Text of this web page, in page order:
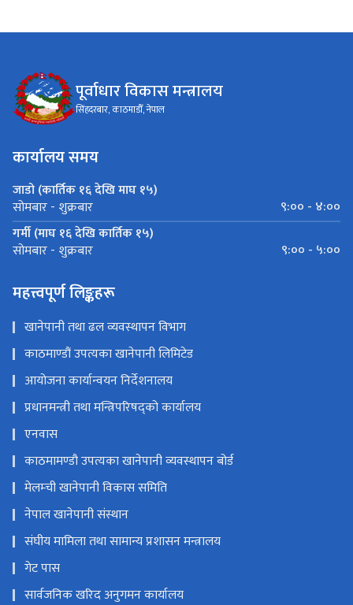
पूर्वाधार विकास मन्त्रालय
सिंहदरबार, काठमाडौँ, नेपाल
कार्यालय समय
जाडो (कार्तिक १६ देखि माघ १५)
सोमबार - शुक्रबार
९:०० - ४:००
गर्मी (माघ १६ देखि कार्तिक १५)
सोमबार - शुक्रबार ९:०० - ५:००
महत्त्वपूर्ण लिङ्कहरू
खानेपानी तथा ढल व्यवस्थापन विभाग
काठमाण्डौं उपत्यका खानेपानी लिमिटेड
आयोजना कार्यान्वयन निर्देशनालय
प्रधानमन्त्री तथा मन्त्रिपरिषद्को कार्यालय
एनवास
काठमामण्डौ उपत्यका खानेपानी व्यवस्थापन बोर्ड
मेलम्ची खानेपानी विकास समिति
नेपाल खानेपानी संस्थान
संघीय मामिला तथा सामान्य प्रशासन मन्त्रालय
गेट पास
सार्वजनिक खरिद अनुगमन कार्यालय